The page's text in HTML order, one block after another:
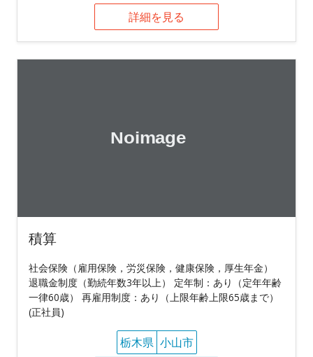
詳細を見る
積算
社会保険（雇用保険，労災保険，健康保険，厚生年金）
退職金制度（勤続年数3年以上） 定年制：あり（定年年齢
一律60歳） 再雇用制度：あり（上限年齢上限65歳まで）
(正社員)
栃木県 小山市